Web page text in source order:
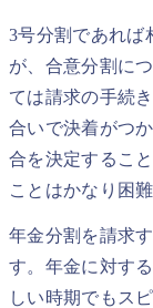
3号分割であれば
が、合意分割に
ては請求の手続
合いで決着がつ
合を決定するこ
ことはかなり困
年金分割を請求
す。年金に対す
しい時期でもス